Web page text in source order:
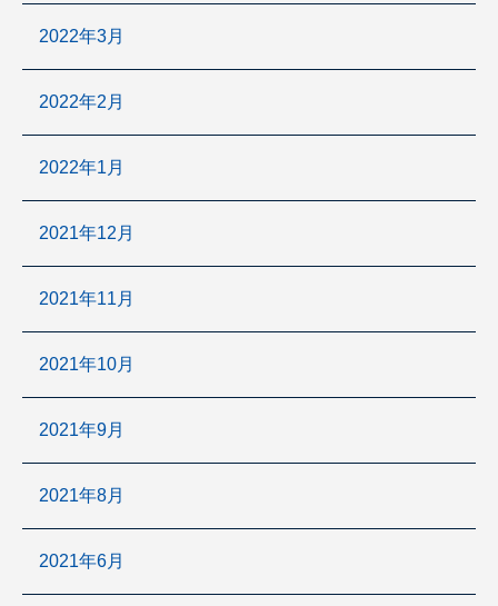
2022年3月
2022年2月
2022年1月
2021年12月
2021年11月
2021年10月
2021年9月
2021年8月
2021年6月